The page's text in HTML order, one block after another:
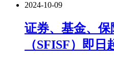
2024-10-09
证券、基金、保
（SFISF）即日